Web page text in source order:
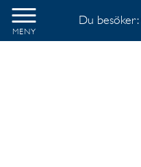
MENY
Du besöker: